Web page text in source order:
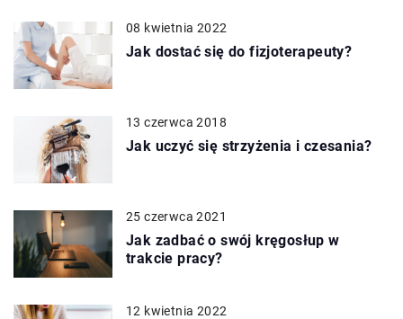
08 kwietnia 2022
Jak dostać się do fizjoterapeuty?
13 czerwca 2018
Jak uczyć się strzyżenia i czesania?
25 czerwca 2021
Jak zadbać o swój kręgosłup w
trakcie pracy?
12 kwietnia 2022